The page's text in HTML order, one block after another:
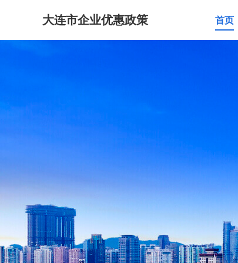
大连市企业优惠政策 首页